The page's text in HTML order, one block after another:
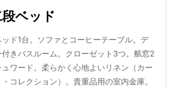
ベッド
ド1台。ソファとコーヒーテーブル。デ
きバスルーム。クローゼット3つ。舷窓2
ワード。柔らかく心地よいリネン（カー
コレクション）。貴重品用の室内金庫。